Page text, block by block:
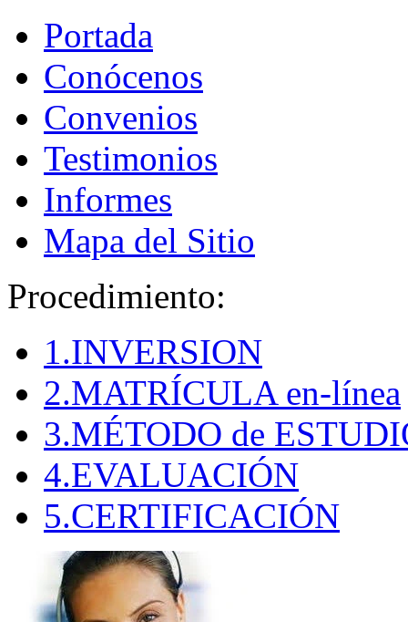
Portada
Conócenos
Convenios
Testimonios
Informes
Mapa del Sitio
Procedimiento:
1.INVERSION
2.MATRÍCULA en-línea
3.MÉTODO de
4.EVALUACIÓN
5.CERTIFICACIÓN